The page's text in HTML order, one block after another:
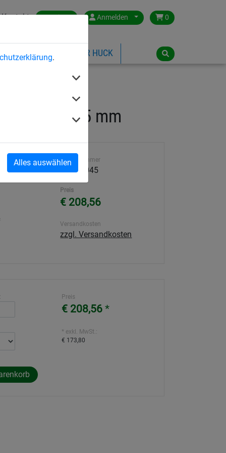
.
Alles auswählen
Kontakt Austria Anmelden 0
ÜBER HUCK
45 mm
Artikelnummer
25309-045
Preis
€ 208,56
Versandkosten
zzgl. Versandkosten
Preis
€ 208,56 *
* exkl. MwSt.:
€ 173,80